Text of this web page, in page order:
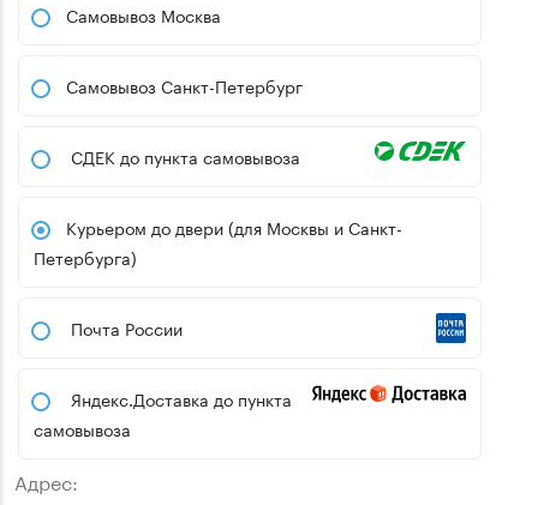
Самовывоз Москва
Самовывоз Санкт-Петербург
СДЕК до пункта самовывоза
Курьером до двери (для Москвы и Санкт-
Петербурга)
Почта России
Яндекс.Доставка до пункта
самовывоза
Адрес: